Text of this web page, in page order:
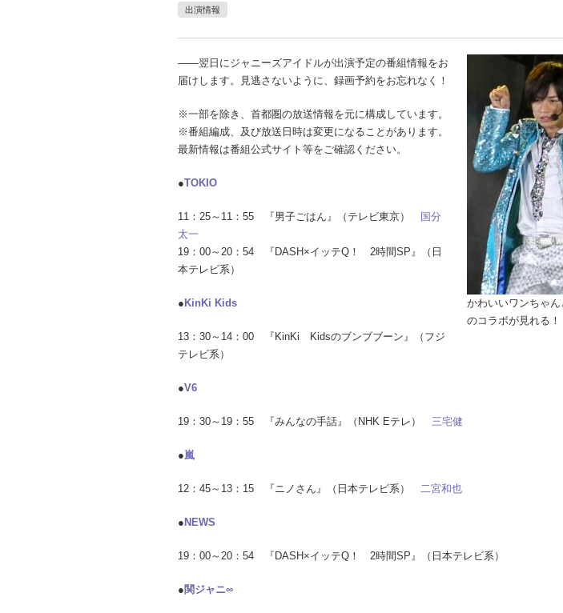
出演情報
かわいいワンちゃ
のコラボが見れる！
――翌日にジャニーズアイドルが出演予定の番組情報をお
届けします。見逃さないように、録画予約をお忘れなく！
※一部を除き、首都圏の放送情報を元に構成しています。
※番組編成、及び放送日時は変更になることがあります。
最新情報は番組公式サイト等をご確認ください。
●TOKIO
11：25～11：55 『男子ごはん』（テレビ東京）
国分
太一
19：00～20：54 『DASH×イッテQ！ 2時間SP』（日
本テレビ系）
● KinKi Kids
13：30～14：00 『KinKi Kidsのブンブブーン』（フジ
テレビ系）
●V6
19：30～19：55 『みんなの手話』（NHK Eテレ） 三宅健
●嵐
12：45～13：15 『ニノさん』（日本テレビ系） 二宮和也
● NEWS
19：00～20：54 『DASH×イッテQ！ 2時間SP』（日本テレビ系）
● 関ジャニ∞